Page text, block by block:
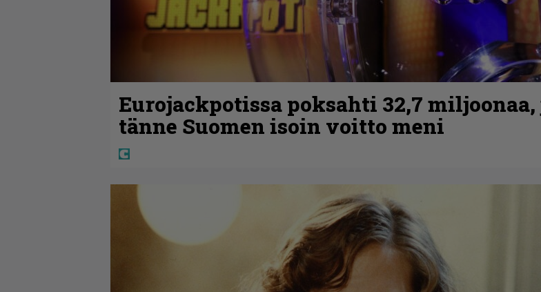
Eurojackpotissa poksahti 32,7 miljoonaa,
tänne Suomen isoin voitto meni